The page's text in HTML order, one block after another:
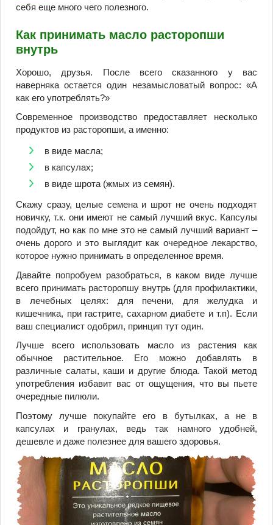
себя еще много чего полезного.
Как принимать масло расторопши
внутрь
Хорошо, друзья. После всего сказанного у вас
наверняка остается один незамысловатый вопрос: «А
как его употреблять?»
Современное производство предоставляет несколько
продуктов из расторопши, а именно:
в виде масла;
в капсулах;
в виде шрота (жмых из семян).
Скажу сразу, целые семена и шрот не очень подходят
новичку, т.к. они имеют не самый лучший вкус. Капсулы
подойдут, но как по мне это не самый лучший вариант –
очень дорого и это выглядит как очередное лекарство,
которое нужно принимать в определенное время.
Давайте попробуем разобраться, в каком виде лучше
всего принимать расторопшу внутрь (для профилактики,
в лечебных целях: для печени, для желудка и
кишечника, при гастрите, сахарном диабете и т.п). Если
ваш специалист одобрил, принцип тут один.
Лучше всего использовать масло из растения как
обычное растительное. Его можно добавлять в
различные салаты, каши и другие блюда. Такой метод
употребления избавит вас от ощущения, что вы пьете
очередные пилюли.
Поэтому лучше покупайте его в бутылках, а не в
капсулах и гранулах, ведь так намного удобней,
дешевле и даже полезнее для вашего здоровья.